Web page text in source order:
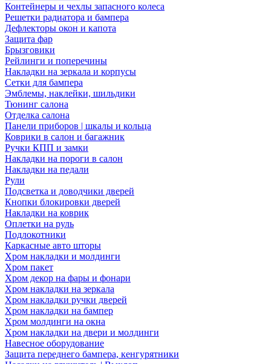
Контейнеры и чехлы запасного колеса
Решетки радиатора и бампера
Дефлекторы окон и капота
Защита фар
Брызговики
Рейлинги и поперечины
Накладки на зеркала и корпусы
Сетки для бампера
Эмблемы, наклейки, шильдики
Тюнинг салона
Отделка салона
Панели приборов | шкалы и кольца
Коврики в салон и багажник
Ручки КПП и замки
Накладки на пороги в салон
Накладки на педали
Рули
Подсветка и доводчики дверей
Кнопки блокировки дверей
Накладки на коврик
Оплетки на руль
Подлокотники
Каркасные авто шторы
Хром накладки и молдинги
Хром пакет
Хром декор на фары и фонари
Хром накладки на зеркала
Хром накладки ручки дверей
Хром накладки на бампер
Хром молдинги на окна
Хром накладки на двери и молдинги
Навесное оборудование
Защита переднего бампера, кенгурятники